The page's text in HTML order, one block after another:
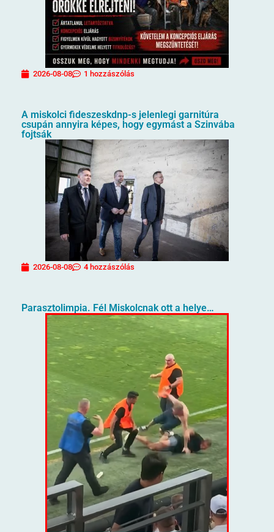
2026-08-08 1 hozzászólás
A miskolci fideszeskdnp-s jelenlegi garnitúra
csupán annyira képes, hogy egymást a Szinvába
fojtsák
2026-08-08 4 hozzászólás
Parasztolimpia. Fél Miskolcnak ott a helye…